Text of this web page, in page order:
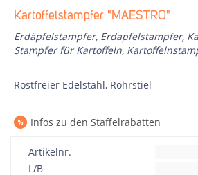
Kartoffelstampfer "MAESTRO"
Erdäpfelstampfer, Erdapfelstampfer,
Stampfer für Kartoffeln,
Rostfreier Edelstahl, Rohrstiel
Infos zu den Staffelrabatten
Artikelnr.
L/B